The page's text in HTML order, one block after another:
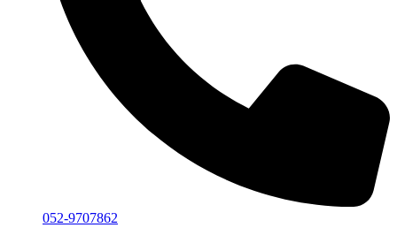
052-9707862